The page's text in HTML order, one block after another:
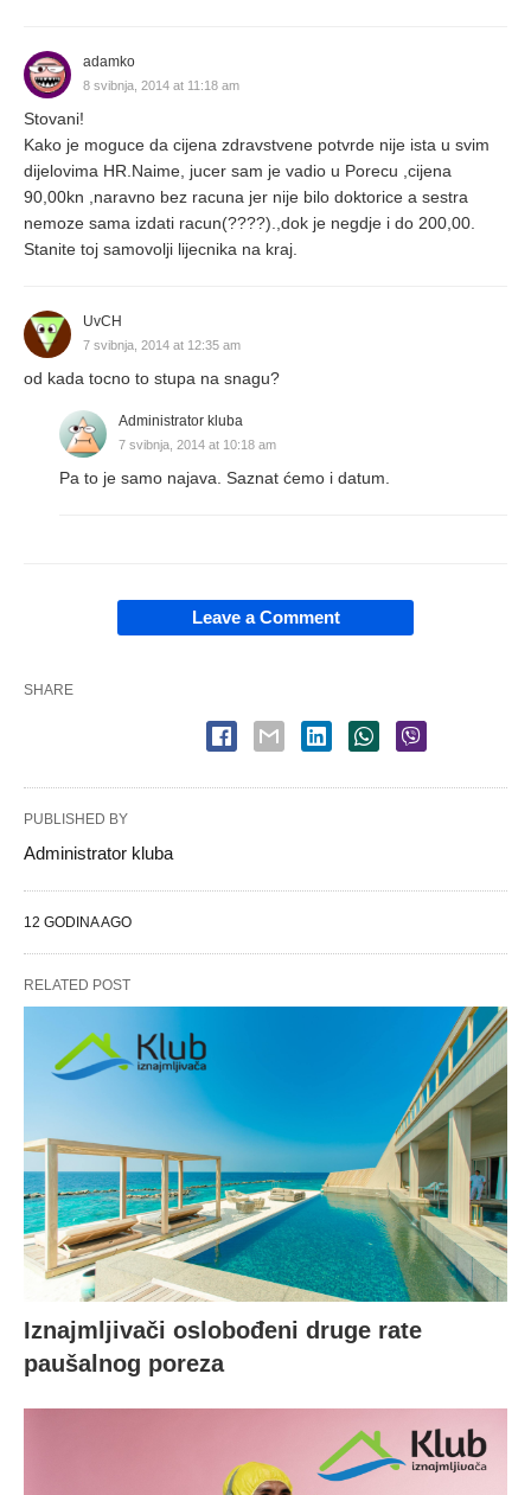
adamko
8 svibnja, 2014 at 11:18 am
Stovani!
Kako je moguce da cijena zdravstvene potvrde nije ista u svim
dijelovima HR.Naime, jucer sam je vadio u Porecu ,cijena
90,00kn ,naravno bez racuna jer nije bilo doktorice a sestra
nemoze sama izdati racun(????).,dok je negdje i do 200,00.
Stanite toj samovolji lijecnika na kraj.
UvCH
7 svibnja, 2014 at 12:35 am
od kada tocno to stupa na snagu?
Administrator kluba
7 svibnja, 2014 at 10:18 am
Pa to je samo najava. Saznat ćemo i datum.
Leave a Comment
SHARE
PUBLISHED BY
Administrator kluba
12 GODINA AGO
RELATED POST
Iznajmljivači oslobođeni druge rate
paušalnog poreza